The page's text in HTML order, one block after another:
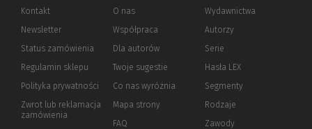
Kontakt
Newsletter
Status zamówienia
Regulamin sklepu
Polityka prywatności (Nowe
(Link
innej
Zwrot lub reklamacja
zamówienia
O nas
Współpraca
Dla autorów(Nowe
(Link
innej
strony)
Twoje sugestie
Co nas wyróżnia
Mapa strony
FAQ
Wydawnictwa
Autorzy
Serie
Hasła LEX
Segmenty
Rodzaje
Zawody